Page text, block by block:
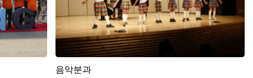
음악분과